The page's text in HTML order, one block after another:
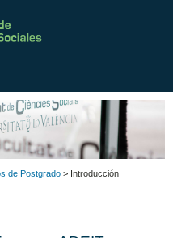
de Postgrado > Introducción